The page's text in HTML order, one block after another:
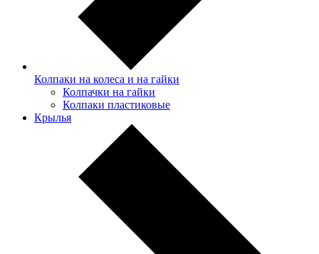
Колпаки на колеса и на гайки
Колпачки на гайки
Колпаки пластиковые
Крылья